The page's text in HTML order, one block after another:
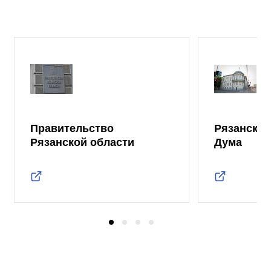
Правительство
Рязанской области
Дума